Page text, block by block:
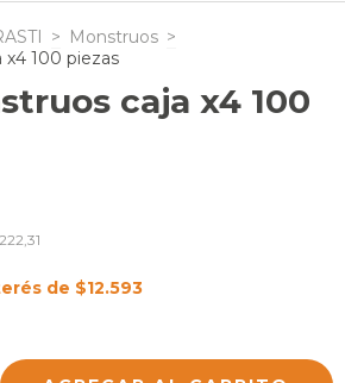
> Monstruos >
x4 100 piezas
caja x4 100
de $12.593